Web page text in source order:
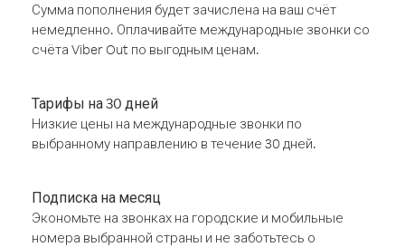
Сумма пополнения будет зачислена на ваш счёт
немедленно. Оплачивайте международные звонки со
счёта Viber Out по выгодным ценам.
Тарифы на 30 дней
Низкие цены на международные звонки по
выбранному направлению в течение 30 дней.
Подписка на месяц
Экономьте на звонках на городские и мобильные
номера выбранной страны и не заботьтесь о